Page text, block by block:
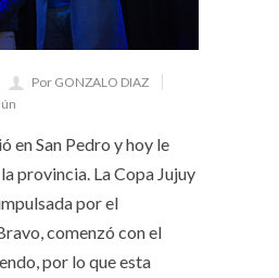
Por GONZALO DIAZ
en San Pedro y hoy le
provincia. La Copa Jujuy
por el
comenzó con el
por lo que esta